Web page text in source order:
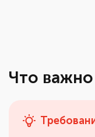
Что важно